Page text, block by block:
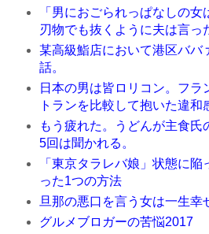
「男におごられっぱなしの女
刃物でも抜くように夫は言っ
某高級鮨店において港区ババ
話。
日本の男は皆ロリコン。フラ
トランを比較して抱いた違和
もう疲れた。うどんが主食氏
5回は聞かれる。
「東京タラレバ娘」状態に陥
った1つの方法
旦那の悪口を言う女は一生幸
グルメブロガーの苦悩2017